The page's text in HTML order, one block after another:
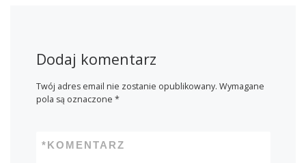
Dodaj komentarz
Twój adres email nie zostanie opublikowany. Wymagane
pola są oznaczone *
KOMENTARZ
*